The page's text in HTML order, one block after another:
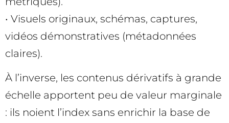
• Visuels originaux, schémas, captures,
vidéos démonstratives (métadonnées
claires).
À l’inverse, les contenus dérivatifs à grande
échelle apportent peu de valeur marginale
: ils noient l’index sans enrichir la base de